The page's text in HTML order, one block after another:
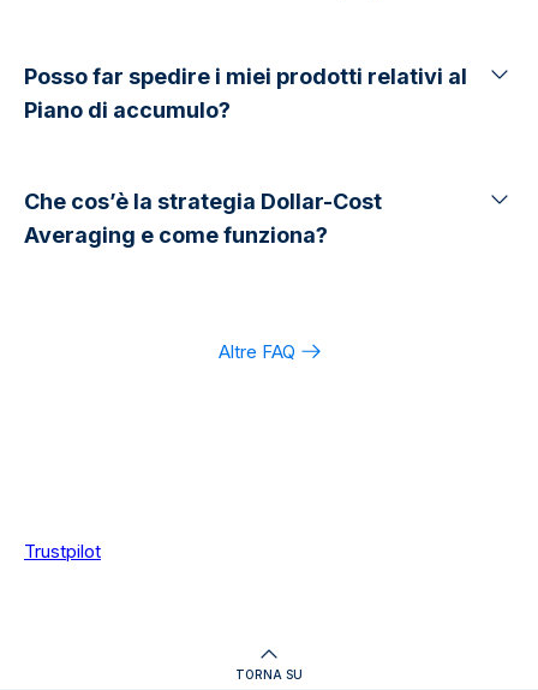
Posso far spedire i miei prodotti relativi al
Piano di accumulo?
Che cos’è la strategia Dollar-Cost
Averaging e come funziona?
Altre FAQ
Trustpilot
TORNA SU